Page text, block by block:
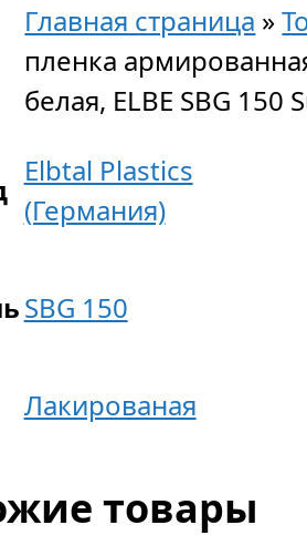
Главная страница »
пленка
белая, ELBE SBG 150
Elbtal Plastics
(Германия)
SBG 150
Лакированая
товары